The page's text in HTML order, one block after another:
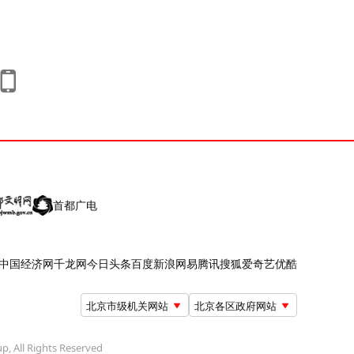
首都广电
国经济网千龙网今日头条百度新浪网易腾讯搜狐爱奇艺优酷
北京市级机关网站 北京各区政府网站
All Rights Reserved